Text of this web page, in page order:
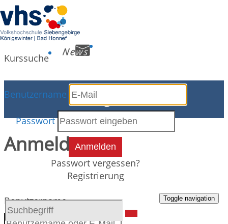
Kurssuche
Benutzername
Passwort
Anmelden
Passwort vergessen?
Registrierung
Toggle navigation
Programm
Anmeldung
Benutzername